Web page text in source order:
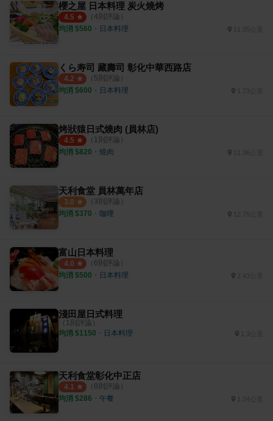
櫻之屋 日本料理 炭火燒烤
4.5 （ 4則評論）
均消 $560 ・ 日本料理 11.05公里
くら寿司 藏壽司 彰化中華西路店
4.2 （ 5則評論）
均消 $600 ・ 日本料理
烤狀猿日式燒肉 (員林店)
4.5 （ 1則評論）
均消 $820 ・ 燒肉
天利食堂 員林萬年店
3.0 （ 3則評論）
均消 $370 ・ 咖哩 12.75公里
富山日本料理
4.0 （ 6則評論）
均消 $500 ・ 日本料理 2.43公里
淺田屋日式料理
（ 1則評論）
均消 $1150 ・ 日本料理
天利食堂彰化中正店
4.1 （ 8則評論）
均消 $286 ・ 午餐 1.24公里